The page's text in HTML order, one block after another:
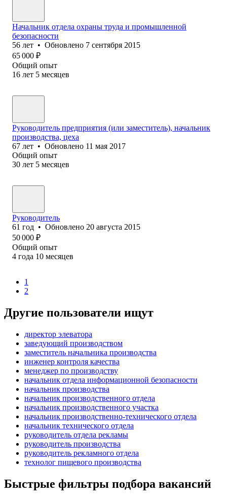
Начальник отдела охраны труда и промышленной
безопасности
56 лет • Обновлено 7 сентября 2015
65 000 ₽
Общий опыт
16 лет 5 месяцев
Руководитель предприятия (или заместитель), начальник
производства, цеха
67 лет • Обновлено 11 мая 2017
Общий опыт
30 лет 5 месяцев
Руководитель
61 год • Обновлено 20 августа 2015
50 000 ₽
Общий опыт
4 года 10 месяцев
1
2
Другие пользователи ищут
директор элеватора
заведующий производством
заместитель начальника производства
инженер контроля качества
менеджер по производству
начальник отдела информационной безопасности
начальник производства
начальник производственного отдела
начальник производственного участка
начальник производственно-технического отдела
начальник технического отдела
руководитель отдела рекламы
руководитель производства
руководитель рекламного отдела
технолог пищевого производства
Быстрые фильтры подбора вакансий